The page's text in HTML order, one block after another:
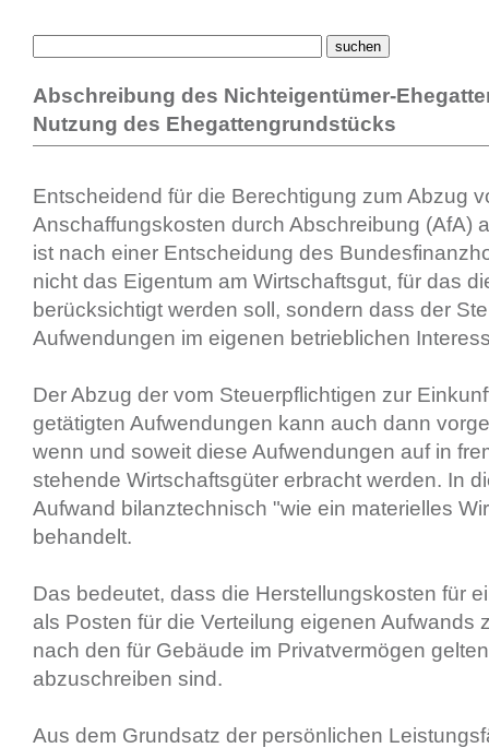
Abschreibung des Nichteigentümer-
Nutzung des Ehegattengrundstücks
Entscheidend für die Berechtigung zum Abzug
Anschaffungskosten durch Abschreibung (AfA)
ist nach einer Entscheidung des
nicht das Eigentum am Wirtschaftsgut, für das
berücksichtigt werden soll, sondern dass der
Aufwendungen im eigenen betrieblichen
Der Abzug der vom Steuerpflichtigen zur
getätigten Aufwendungen kann auch dann
wenn und soweit diese Aufwendungen auf in
stehende Wirtschaftsgüter erbracht werden. In
Aufwand bilanztechnisch "wie ein materielles
behandelt.
Das bedeutet, dass die Herstellungskosten für
als Posten für die Verteilung eigenen Aufwands
nach den für Gebäude im Privatvermögen
abzuschreiben sind.
Aus dem Grundsatz der persönlichen